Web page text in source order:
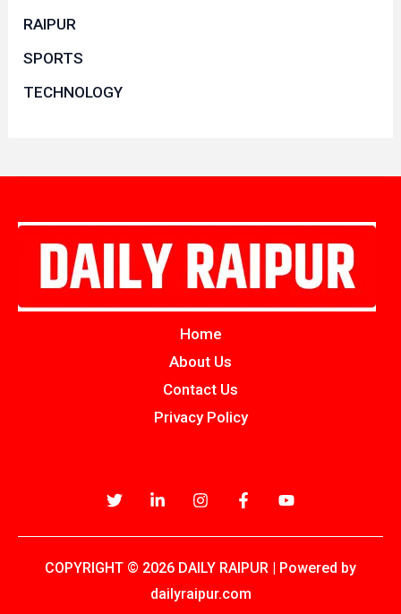
RAIPUR
SPORTS
TECHNOLOGY
Home
About Us
Contact Us
Privacy Policy
COPYRIGHT © 2026 DAILY RAIPUR | Powered by
dailyraipur.com